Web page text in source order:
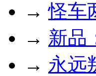
→怪车
→ 新品
→ 永远